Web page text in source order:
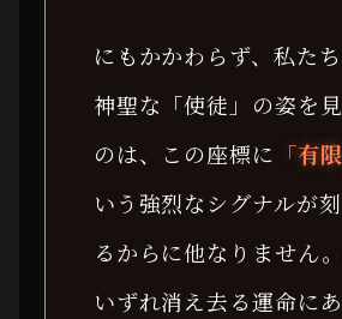
にもかかわらず、私た
神聖な「使徒」の姿を
のは、この座標に 「有
いう強烈なシグナルが
るからに他なりません
いずれ消え去る運命にあ